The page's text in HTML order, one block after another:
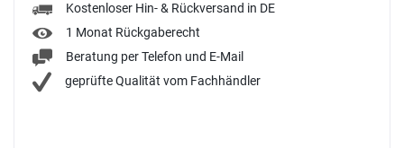
Kostenloser Hin- & Rückversand in DE
1 Monat Rückgaberecht
Beratung per Telefon und E-Mail
geprüfte Qualität vom Fachhändler